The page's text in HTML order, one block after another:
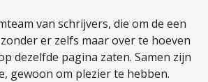
van schrijvers, die om de een
er zelfs maar over te hoeven
dezelfde pagina zaten. Samen zijn
gewoon om plezier te hebben.